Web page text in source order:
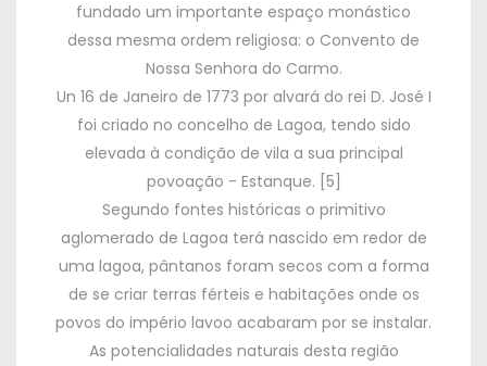
fundado um importante espaço monástico
dessa mesma ordem religiosa: o Convento de
Nossa Senhora do Carmo.
Un 16 de Janeiro de 1773 por alvará do rei D. José I
foi criado no concelho de Lagoa, tendo sido
elevada à condição de vila a sua principal
povoação - Estanque. [5]
Segundo fontes históricas o primitivo
aglomerado de Lagoa terá nascido em redor de
uma lagoa, pântanos foram secos com a forma
de se criar terras férteis e habitações onde os
povos do império lavoo acabaram por se instalar.
As potencialidades naturais desta região